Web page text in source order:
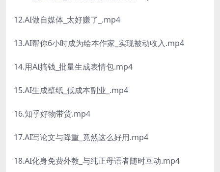
12.AI做自媒体_太好赚了_.mp4
13.AI帮你6小时成为绘本作家_实现被动收入.mp4
14.用AI搞钱_批量生成表情包.mp4
15.AI生成壁纸_低成本副业_.mp4
16.知乎好物带货.mp4
17.AI写论文与降重_竟然这么好用.mp4
18.AI化身免费外教_与纯正母语者随时互动.mp4